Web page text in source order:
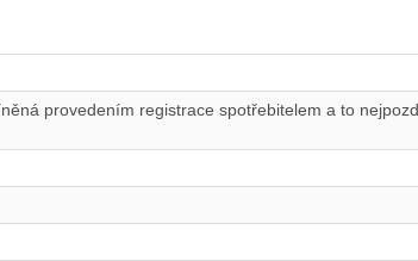
provedením registrace spotřebitelem a to